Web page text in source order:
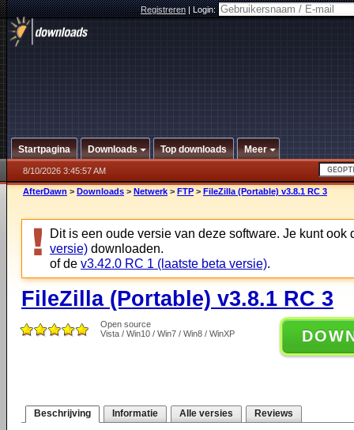
Registreren|Login:
Startpagina Downloads Top downloads Meer
8/10/2026 3:45:57 AM
AfterDawn > Downloads > Netwerk > FTP > FileZilla (Portable) v3.8.1 RC 3
Dit is een oude versie van deze software. Je kunt ook
versie) downloaden.
of de v3.42.0 RC 1 (laatste beta versie).
FileZilla (Portable) v3.8.1 RC 3
Open source
Vista / Win10 / Win7 / Win8 / WinXP
Beschrijving Informatie Alle versies Reviews